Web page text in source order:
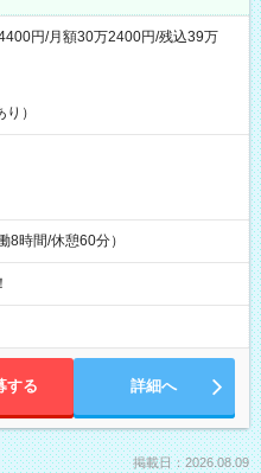
円/月額30万2400円/残込39万
）
8時間/休憩60分）
する 詳細へ
掲載日：2026.08.09